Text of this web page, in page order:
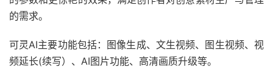
的需求。
可灵AI主要功能包括：图像生成‌、文生视频、图生视频、视
频延长(续写）、AI图片功能、高清画质升级等。